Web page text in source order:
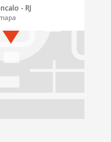
- RJ